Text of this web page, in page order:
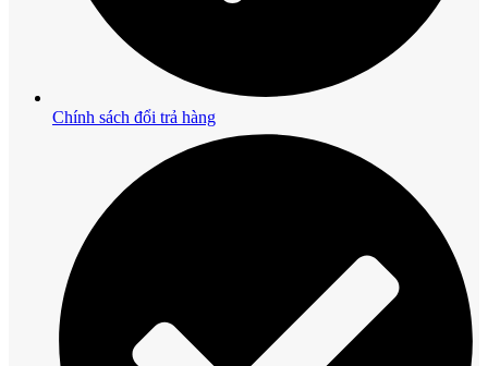
Chính sách đổi trả hàng